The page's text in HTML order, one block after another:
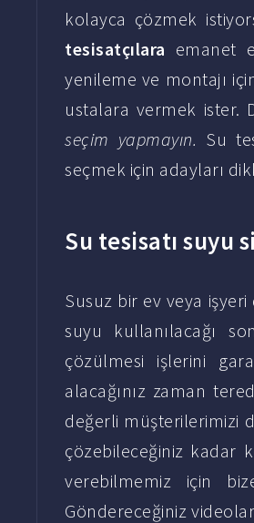
kolayca çözmek
tesisatçılara emanet
yenileme ve montajı
ustalara vermek ister.
seçim yapmayın. Su
seçmek için adayları
Su tesisatı suyu
Susuz bir ev veya
suyu kullanılacağı
çözülmesi işlerini
alacağınız zaman
değerli müşterilerimizi
çözebileceğiniz kadar
verebilmemiz için
Göndereceğiniz videolar